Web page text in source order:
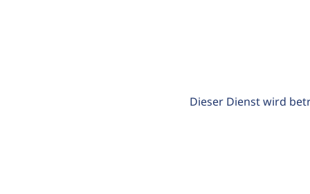
Dieser Dienst wird